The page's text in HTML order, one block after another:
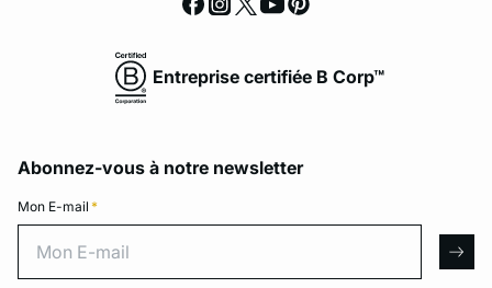
Entreprise certifiée B Corp™
Abonnez-vous à notre newsletter
Mon E-mail *